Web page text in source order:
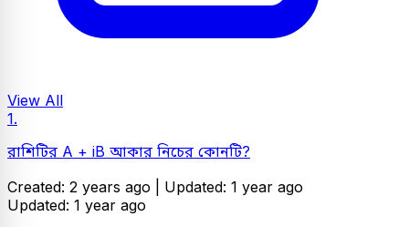
View All
1.
রাশিটির A + iB আকার নিচের কোনটি?
Created: 2 years ago | Updated: 1 year ago
Updated: 1 year ago